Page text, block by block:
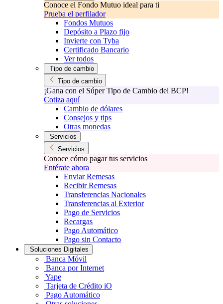
Conoce el Fondo Mutuo ideal para ti
Prueba el perfilador
Fondos Mutuos
Depósito a Plazo fijo
Invierte con Tyba
Certificado Bancario
Ver todos
Tipo de cambio
Tipo de cambio
¡Gana con el Súper Tipo de Cambio del BCP!
Cotiza aquí
Cambio de dólares
Consejos y tips
Otras monedas
Servicios
Servicios
Conoce cómo pagar tus servicios
Entérate ahora
Enviar Remesas
Recibir Remesas
Transferencias Nacionales
Transferencias al Exterior
Pago de Servicios
Recargas
Pago Automático
Pago sin Contacto
Soluciones Digitales
Banca Móvil
Banca por Internet
Yape
Tarjeta de Crédito iO
Pago Automático